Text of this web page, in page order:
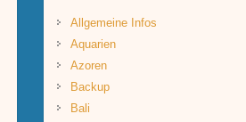
Allgemeine Infos
Aquarien
Azoren
Backup
Bali